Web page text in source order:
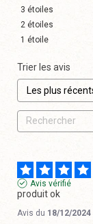
3 étoiles
2 étoiles
1 étoile
Trier les avis
Avis vérifié
produit ok
Avis du 18/12/2024